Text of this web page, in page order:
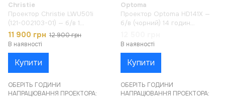
Christie
Проектор Christie LWU501i
(121-002103-01) — б/в 1
година напрацювання
11 900 грн 12 900 грн
В наявності
Купити
ОБЕРІТЬ ГОДИНИ
НАПРАЦЮВАННЯ ПРОЕКТОРА:
Optoma
Проектор Optoma HD141X —
б/в (чорний) 14 годин
В наявності
Купити
ОБЕРІТЬ ГОДИНИ
НАПРАЦЮВАННЯ ПРОЕКТОРА: